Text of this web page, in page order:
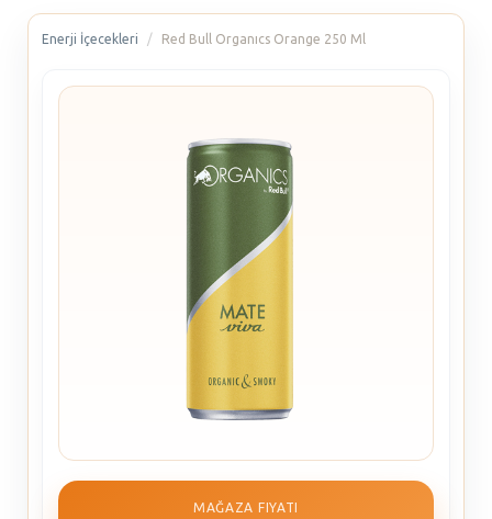
Enerji İçecekleri Red Bull Organıcs Orange 250 Ml
MAĞAZA FIYATI